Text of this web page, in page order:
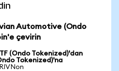
Automotive (Ondo
çevirin
(Ondo Tokenized)'dan
Tokenized)'na